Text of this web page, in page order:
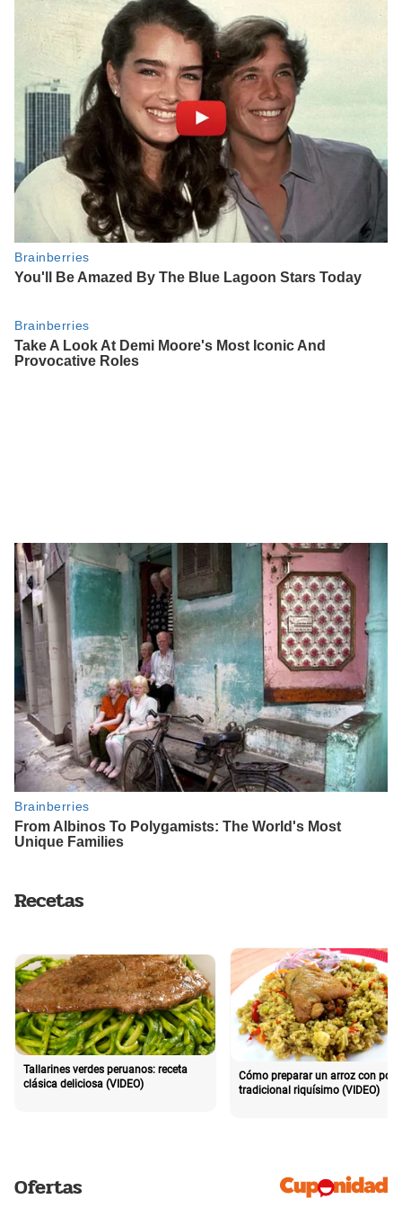
Recetas
Tallarines verdes peruanos: receta
clásica deliciosa (VIDEO)
Cómo preparar un arroz con pollo
tradicional riquísimo (VIDEO)
Ofertas